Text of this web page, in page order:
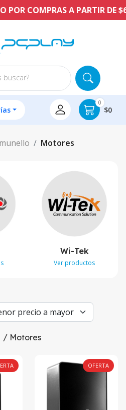
COMPRAS A PARTIR DE
buscar?
0
$0
Motores
Wi-Tek
Ver productos
/ Motores
OFERTA